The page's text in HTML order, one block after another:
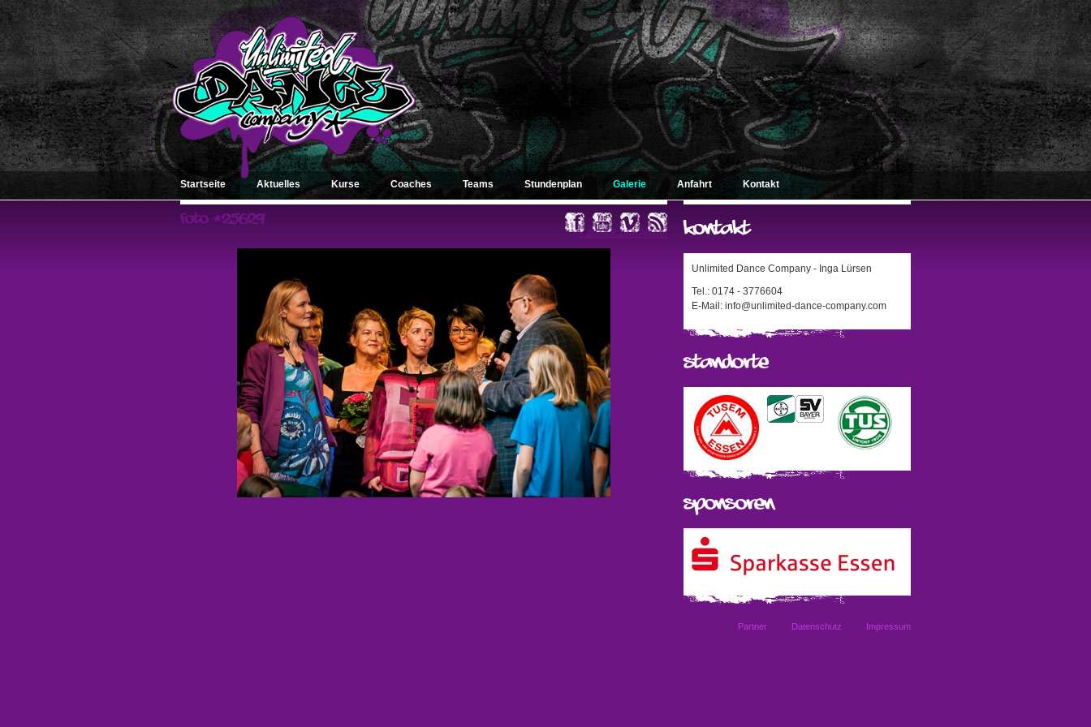
Startseite Aktuelles Kurse Coaches Teams Stundenplan Galerie Anfahrt Kontakt
« zurück zum Album
Unlimited Dance Company - Inga Lürsen
Tel.: 0174 - 3776604
E-Mail: info@unlimited-dance-company.com
Partner Datenschutz Impressum